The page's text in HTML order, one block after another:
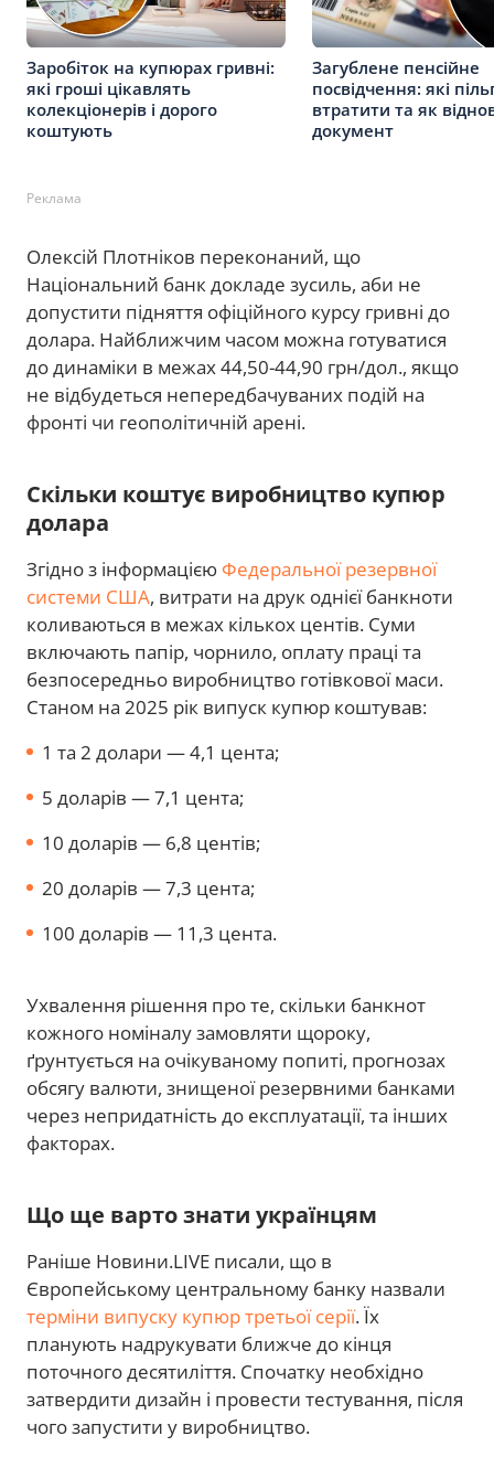
Заробіток на купюрах гривні:
які гроші цікавлять
колекціонерів і дорого
коштують
Загублене пенсійне
посвідчення: які
втратити та як
документ
Реклама
Олексій Плотніков переконаний, що
Національний банк докладе зусиль, аби не
допустити підняття офіційного курсу гривні до
долара. Найближчим часом можна готуватися
до динаміки в межах 44,50-44,90 грн/дол., якщо
не відбудеться непередбачуваних подій на
фронті чи геополітичній арені.
Скільки коштує виробництво купюр
долара
Згідно з інформацією Федеральної резервної
системи США, витрати на друк однієї банкноти
коливаються в межах кількох центів. Суми
включають папір, чорнило, оплату праці та
безпосередньо виробництво готівкової маси.
Станом на 2025 рік випуск купюр коштував:
1 та 2 долари — 4,1 цента;
5 доларів — 7,1 цента;
10 доларів — 6,8 центів;
20 доларів — 7,3 цента;
100 доларів — 11,3 цента.
Ухвалення рішення про те, скільки банкнот
кожного номіналу замовляти щороку,
ґрунтується на очікуваному попиті, прогнозах
обсягу валюти, знищеної резервними банками
через непридатність до експлуатації, та інших
факторах.
Що ще варто знати українцям
Раніше Новини.LIVE писали, що в
Європейському центральному банку назвали
терміни випуску купюр третьої серії. Їх
планують надрукувати ближче до кінця
поточного десятиліття. Спочатку необхідно
затвердити дизайн і провести тестування, після
чого запустити у виробництво.